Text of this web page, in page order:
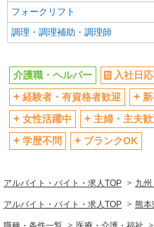
フォークリフト
調理・調理補助・調理師
介護職・ヘルパー 入社日
経験者・有資格者歓迎
女性活躍中
主婦・主夫歓
学歴不問
ブランクOK
アルバイト・バイト・求人TOP 九州
アルバイト・バイト・求人TOP 熊本